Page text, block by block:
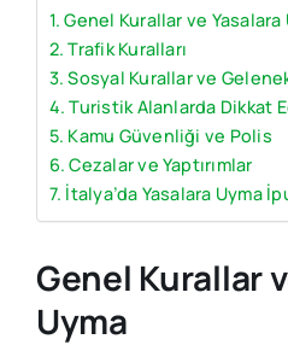
Genel Kurallar ve Yasalara
Trafik Kuralları
Sosyal Kurallar ve
Turistik Alanlarda Dikkat
Kamu Güvenliği ve Polis
Cezalar ve Yaptırımlar
İtalya’da Yasalara Uyma
Genel Kurallar
Uyma